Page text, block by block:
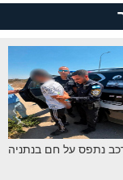
נתפס על חם בנתניה